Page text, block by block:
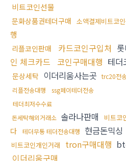
비트코인선물
문화상품권테더구매 소액결제비트코
행
리플코인판매 카드코인구입처
인 체크카드 코인구매대행 테더
문상세탁 이더리움사는곳 trc20전
리플전송대행
ssg페이테더전송
테더최저수수료
돈세탁해외거래소 솔라나판매 비트코
다
테더무통 테더전송대행 현금돈믹싱
비트코인개인거래 tron구매대행
이더리움구매